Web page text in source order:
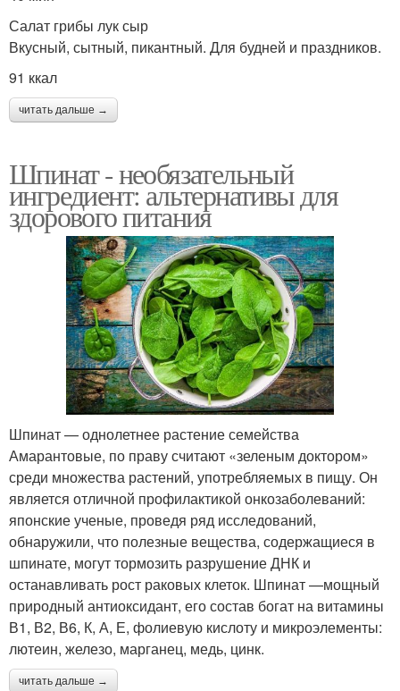
Салат грибы лук сыр
Вкусный, сытный, пикантный. Для будней и праздников.
91 ккал
читать дальше →
Шпинат - необязательный
ингредиент: альтернативы для
здорового питания
Шпинат — однолетнее растение семейства
Амарантовые, по праву считают «зеленым доктором»
среди множества растений, употребляемых в пищу. Он
является отличной профилактикой онкозаболеваний:
японские ученые, проведя ряд исследований,
обнаружили, что полезные вещества, содержащиеся в
шпинате, могут тормозить разрушение ДНК и
останавливать рост раковых клеток. Шпинат —мощный
природный антиоксидант, его состав богат на витамины
В1, В2, В6, К, А, Е, фолиевую кислоту и микроэлементы:
лютеин, железо, марганец, медь, цинк.
читать дальше →